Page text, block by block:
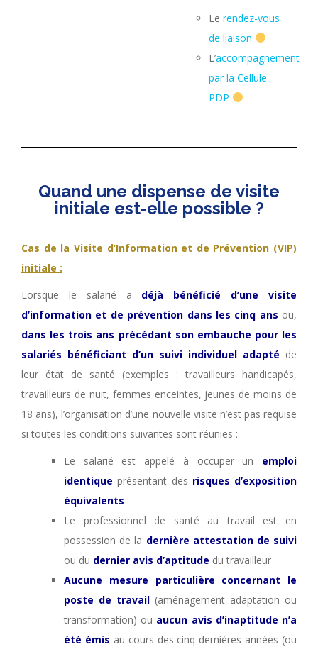
Le rendez-vous
de liaison
L’accompagnement
par la Cellule
PDP
Quand une dispense de visite
initiale est-elle possible ?
Cas de la Visite d’Information et de Prévention (VIP)
initiale :
Lorsque le salarié a déjà bénéficié d’une visite
d’information et de prévention dans les cinq ans ou,
dans les trois ans précédant son embauche pour les
salariés bénéficiant d’un suivi individuel adapté de
leur état de santé (exemples : travailleurs handicapés,
travailleurs de nuit, femmes enceintes, jeunes de moins de
18 ans), l’organisation d’une nouvelle visite n’est pas requise
si toutes les conditions suivantes sont réunies :
Le salarié est appelé à occuper un emploi
identique présentant des risques d’exposition
équivalents
Le professionnel de santé au travail est en
possession de la dernière attestation de suivi
ou du dernier avis d’aptitude du travailleur
Aucune mesure particulière concernant le
poste de travail (aménagement adaptation ou
transformation) ou aucun avis d’inaptitude n’a
été émis au cours des cinq dernières années (ou